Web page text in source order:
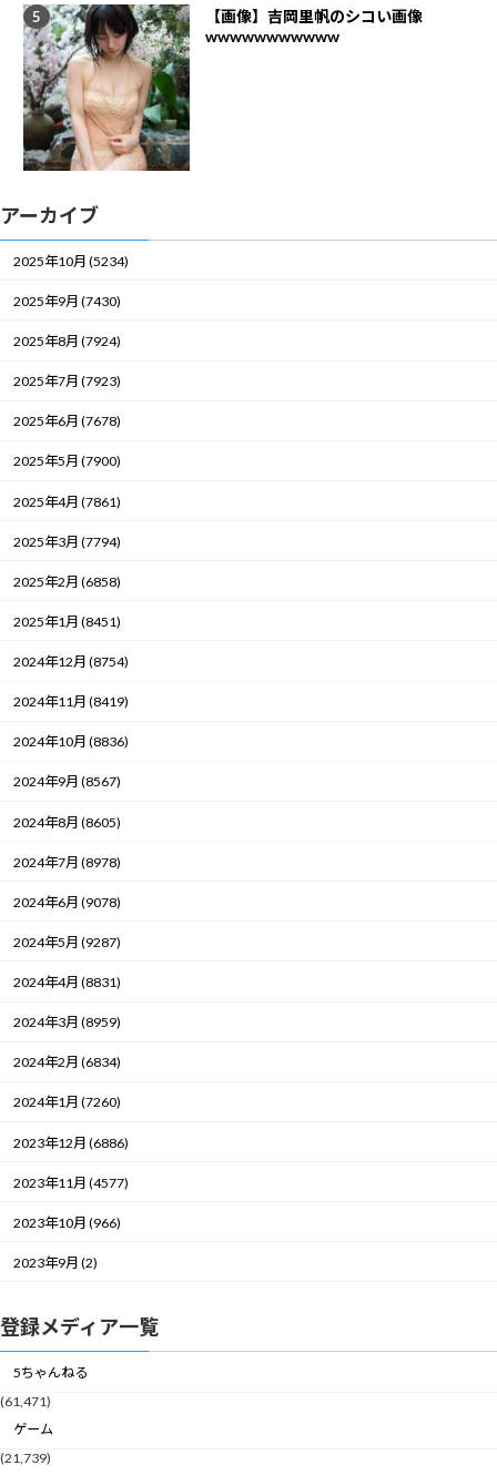
【画像】吉岡里帆のシコい画像
wwwwwwwwwww
アーカイブ
2025年10月 (5234)
2025年9月 (7430)
2025年8月 (7924)
2025年7月 (7923)
2025年6月 (7678)
2025年5月 (7900)
2025年4月 (7861)
2025年3月 (7794)
2025年2月 (6858)
2025年1月 (8451)
2024年12月 (8754)
2024年11月 (8419)
2024年10月 (8836)
2024年9月 (8567)
2024年8月 (8605)
2024年7月 (8978)
2024年6月 (9078)
2024年5月 (9287)
2024年4月 (8831)
2024年3月 (8959)
2024年2月 (6834)
2024年1月 (7260)
2023年12月 (6886)
2023年11月 (4577)
2023年10月 (966)
2023年9月 (2)
登録メディア一覧
5ちゃんねる
(61,471)
ゲーム
(21,739)